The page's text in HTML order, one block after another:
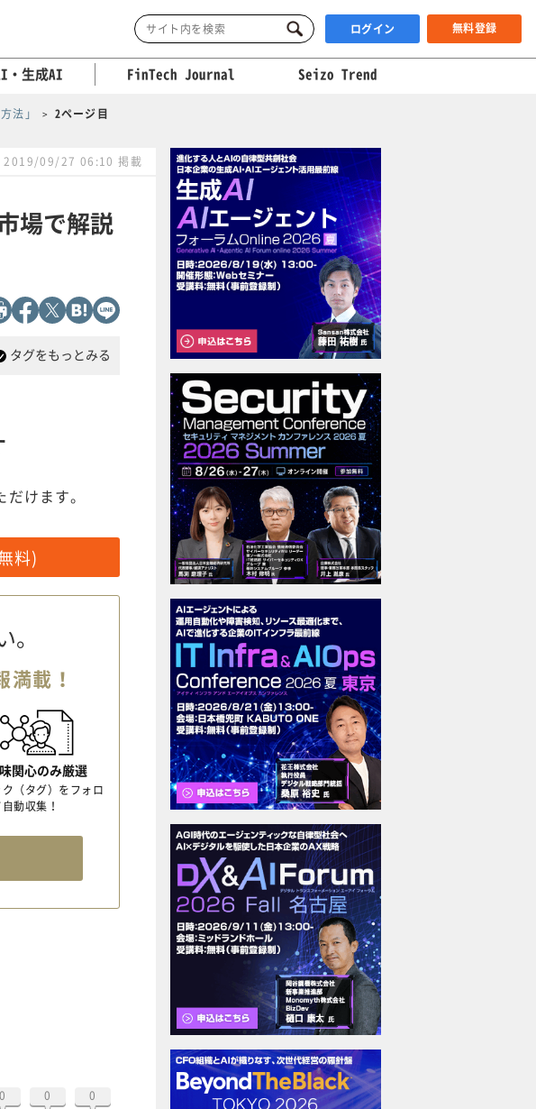
ログイン 無料登録
・生成AI FinTech Journal Seizo Trend
法」 2ページ目
2019/09/27 06:10 掲載
場で解説
タグをもっとみる
けます。
料)
載！
関心のみ厳選
ク（タグ）をフォロ
動収集！
0 0 0